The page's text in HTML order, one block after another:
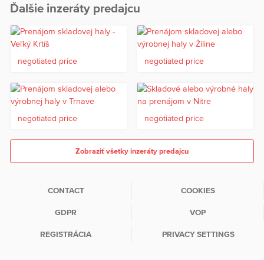
Ďalšie inzeráty predajcu
negotiated price negotiated price
negotiated price negotiated price
Zobraziť všetky inzeráty predajcu
CONTACT COOKIES
GDPR VOP
REGISTRÁCIA PRIVACY SETTINGS